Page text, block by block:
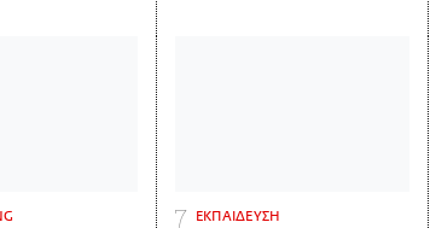
ΕΚΠΑΙΔΕΥΣΗ